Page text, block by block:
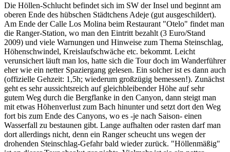
Die Höllen-Schlucht befindet sich im SW der Insel und beginnt am
oberen Ende des hübschen Städtchens Adeje (gut ausgeschildert).
Am Ende der Calle Los Molina beim Restaurant "Otelo" findet man
die Ranger-Station, wo man den Eintritt bezahlt (3 Euro/Stand
2009) und viele Warnungen und Hinweise zum Thema Steinschlag,
Höhenschwindel, Kreislaufschwäche etc. bekommt. Leicht
verunsichert läuft man los, hatte sich die Tour doch im Wanderführer
eher wie ein netter Spaziergang gelesen. Ein solcher ist es dann auch
(offizielle Gehzeit: 1,5h; wiederum großzügig bemessen!). Zunächst
geht es sehr aussichtsreich auf gleichbleibender Höhe auf sehr
gutem Weg durch die Bergflanke in den Canyon, dann steigt man
mit etwas Höhenverlust zum Bach hinunter und setzt dort den Weg
fort bis zum Ende des Canyons, wo es -je nach Saison- einen
Wasserfall zu bestaunen gibt. Lange aufhalten oder rasten darf man
dort allerdings nicht, denn ein Ranger scheucht uns wegen der
drohenden Steinschlag-Gefahr bald wieder zurück. "Höllenmäßig"